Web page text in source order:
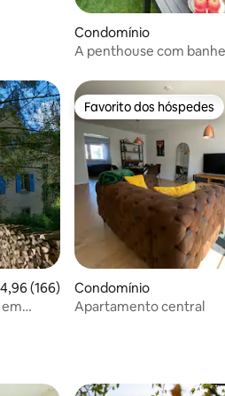
Condomínio
A penthouse com
média de 4,96 em 5
4,96 (166)
Favorito dos hóspedes
Favorito dos hóspedes
Condomínio
Apartamento central